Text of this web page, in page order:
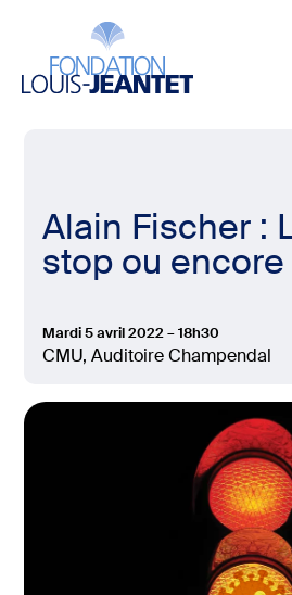
Alain Fischer :
stop ou encore
Mardi 5 avril 2022 – 18h30
CMU, Auditoire Champendal